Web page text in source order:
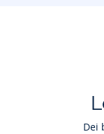
Dei